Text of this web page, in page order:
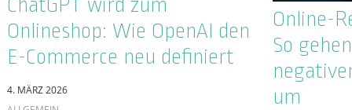
DIGITALISIERUNG